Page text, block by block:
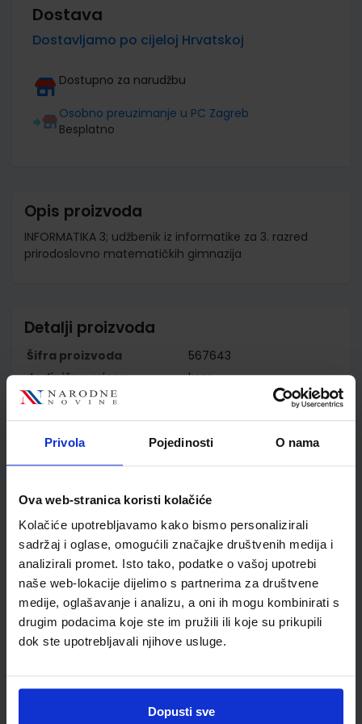
Privola Pojedinosti O nama
Ova web-stranica koristi kolačiće
Kolačiće upotrebljavamo kako bismo personalizirali
sadržaj i oglase, omogućili značajke društvenih medija i
analizirali promet. Isto tako, podatke o vašoj upotrebi
naše web-lokacije dijelimo s partnerima za društvene
medije, oglašavanje i analizu, a oni ih mogu kombinirati s
drugim podacima koje ste im pružili ili koje su prikupili
dok ste upotrebljavali njihove usluge.
Dopusti sve
Dostava
Dostavljamo po cijeloj Hrvatskoj
Dostupno za narudžbu
Osobno preuzimanje u PC Zagreb
Besplatno
Opis proizvoda
INFORMATIKA 3; udžbenik iz informatike za 3. razred
prirodoslovno matematičkih gimnazija
Detalji proizvoda
Šifra proizvoda
567643
Jedinična mjera
kom
Nakladnik
UDŽBENIK.HR d.o.o.
Autor
Dmitrović Grabusin
Bujanović Miletić Kager
Vrsta škole
2 GIMNAZIJA
Nastavni predmet
INFORMATIKA
Reg br min
7112